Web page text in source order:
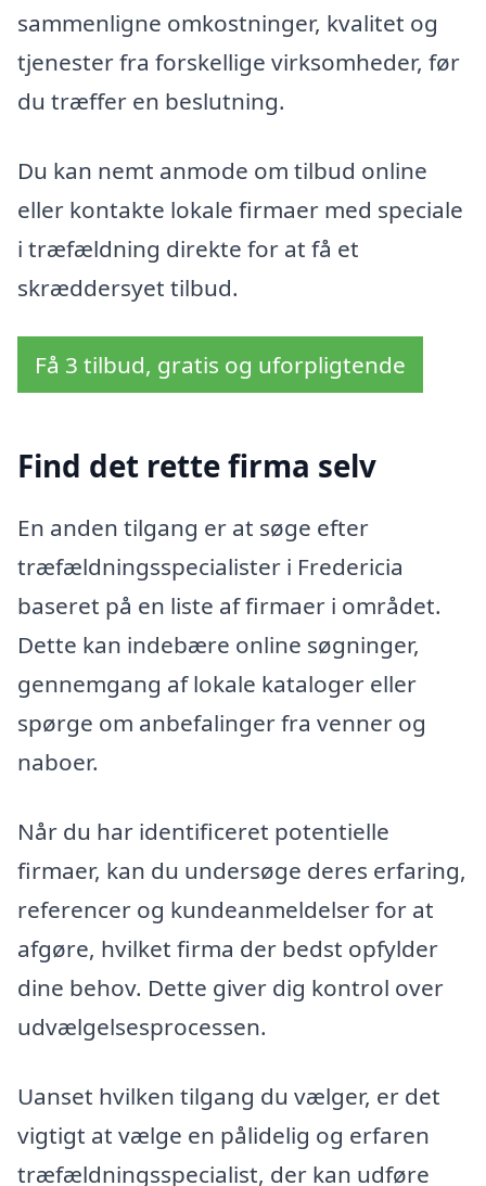
sammenligne omkostninger, kvalitet og
tjenester fra forskellige virksomheder, før
du træffer en beslutning.
Du kan nemt anmode om tilbud online
eller kontakte lokale firmaer med speciale
i træfældning direkte for at få et
skræddersyet tilbud.
Få 3 tilbud, gratis og uforpligtende
Find det rette firma selv
En anden tilgang er at søge efter
træfældningsspecialister i Fredericia
baseret på en liste af firmaer i området.
Dette kan indebære online søgninger,
gennemgang af lokale kataloger eller
spørge om anbefalinger fra venner og
naboer.
Når du har identificeret potentielle
firmaer, kan du undersøge deres erfaring,
referencer og kundeanmeldelser for at
afgøre, hvilket firma der bedst opfylder
dine behov. Dette giver dig kontrol over
udvælgelsesprocessen.
Uanset hvilken tilgang du vælger, er det
vigtigt at vælge en pålidelig og erfaren
træfældningsspecialist, der kan udføre